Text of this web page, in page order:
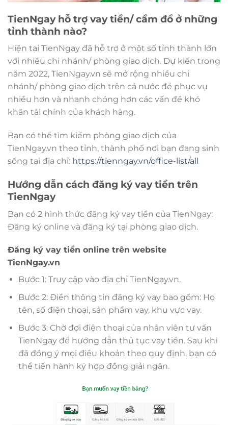
TienNgay hỗ trợ vay tiền/ cầm đồ ở những
tỉnh thành nào?
Hiện tại TienNgay đã hỗ trợ ở một số tỉnh thành lớn
với nhiều chi nhánh/ phòng giao dịch. Dự kiến trong
năm 2022, TienNgay.vn sẽ mở rộng nhiều chi
nhánh/ phòng giao dịch trên cả nước để phục vụ
nhiều hơn và nhanh chóng hơn các vấn đề khó
khăn tài chính của khách hàng.
Bạn có thể tìm kiếm phòng giao dịch của
TienNgay.vn theo tỉnh, thành phố nơi bạn đang sinh
sống tại địa chỉ: https://tienngay.vn/office-list/all
Hướng dẫn cách đăng ký vay tiền trên
TienNgay
Bạn có 2 hình thức đăng ký vay tiền của TienNgay:
Đăng ký online và đăng ký tại phòng giao dịch.
Đăng ký vay tiền online trên website
TienNgay.vn
Bước 1: Truy cập vào địa chỉ TienNgay.vn.
Bước 2: Điền thông tin đăng ký vay bao gồm: Họ
tên, số điện thoại, sản phẩm vay, khu vực vay.
Bước 3: Chờ đợi điện thoại của nhân viên tư vấn
TienNgay để hướng dẫn thủ tục vay tiền. Sau khi
đã đồng ý mọi điều khoản theo quy định, bạn có
thể tiến hành ký hợp đồng giải ngân.